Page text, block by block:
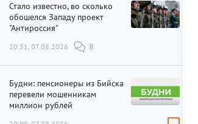
Стало известно, во сколько
обошелся Западу проект
"Антироссия"
20:31, 07.08.2026 8
Будни: пенсионеры из Бийска
перевели мошенникам
миллион рублей